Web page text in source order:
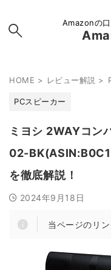
Amazonの
HOME > レビュー解説 >
PCスピーカー
ミヨシ 2WAYコン
02-
を徹底解説！
2024年9月18日
当ページのリ